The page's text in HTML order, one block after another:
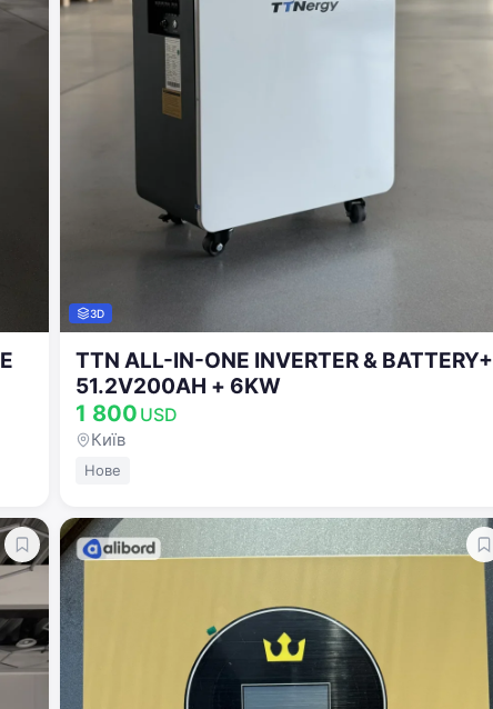
3D
TTN ALL-IN-ONE INVERTER & BATTERY+
51.2V200AH + 6KW
1 800 USD
Київ
Нове